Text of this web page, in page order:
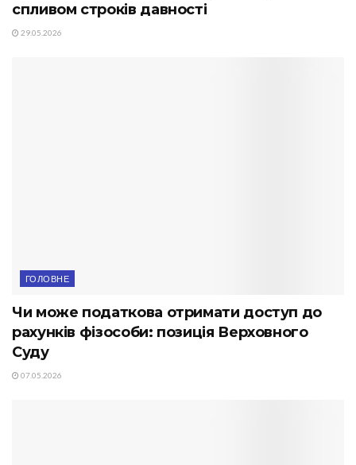
спливом строків давності
29.05.2026
ГОЛОВНЕ
Чи може податкова отримати доступ до
рахунків фізособи: позиція Верховного
Суду
07.05.2026